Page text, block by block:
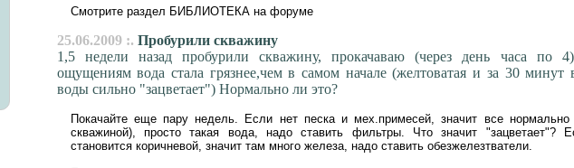
Смотрите раздел БИБЛИОТЕКА на форуме
25.06.2009 :. Пробурили скважину
1,5 недели назад пробурили скважину, прокачаваю (через день часа по
ощущениям вода стала грязнее,чем в самом начале (желтоватая и за 30 минут
воды сильно "зацветает") Нормально ли это?
Покачайте еще пару недель. Если нет песка и мех.примесей, значит все нормально
скважиной), просто такая вода, надо ставить фильтры. Что значит "зацветает"?
становится коричневой, значит там много железа, надо ставить обезжелезтватели.